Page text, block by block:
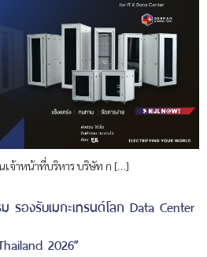
เจ้าหน้าที่บริหาร บริษัท ก […]
รองรับเมกะเทรนด์โลก Data Center
2026”